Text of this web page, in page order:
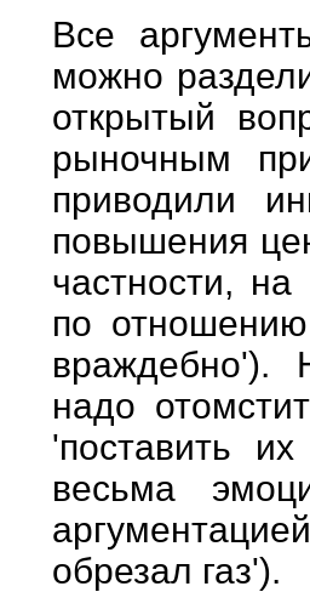
Все
можно
открытый
рыночным
приводили
повышения
частности, на
по
враждебно').
надо
'поставить
весьма
обрезал газ').